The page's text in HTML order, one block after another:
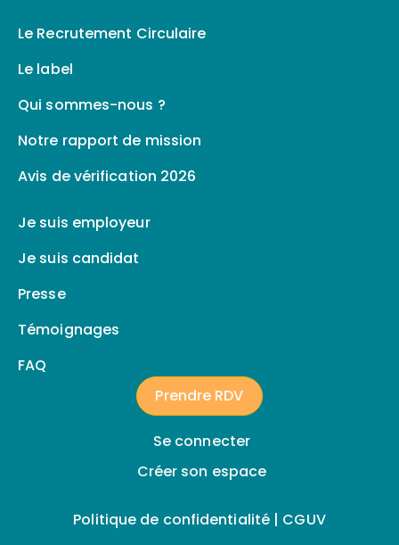
Le Recrutement Circulaire
Le label
Qui sommes-nous ?
Notre rapport de mission
Avis de vérification 2026
Je suis employeur
Je suis candidat
Presse
Témoignages
FAQ
Prendre RDV
Se connecter
Créer son espace
Politique de confidentialité | CGUV